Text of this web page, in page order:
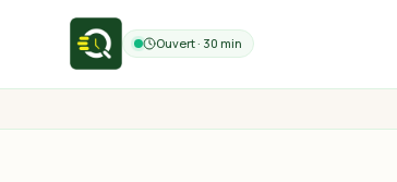
Ouvert · 30 min